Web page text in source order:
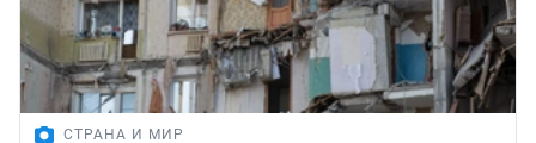
СТРАНА И МИР